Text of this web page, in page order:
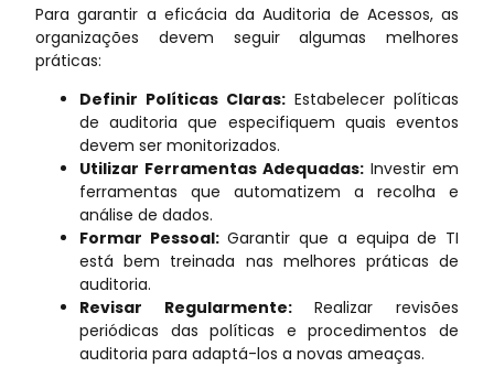
Para garantir a eficácia da Auditoria de Acessos, as
organizações devem seguir algumas melhores
práticas:
Definir Políticas Claras: Estabelecer políticas
de auditoria que especifiquem quais eventos
devem ser monitorizados.
Utilizar Ferramentas Adequadas: Investir em
ferramentas que automatizem a recolha e
análise de dados.
Formar Pessoal:Garantir que a equipa de TI
está bem treinada nas melhores práticas de
auditoria.
Revisar Regularmente:Realizar revisões
periódicas das políticas e procedimentos de
auditoria para adaptá-los a novas ameaças.